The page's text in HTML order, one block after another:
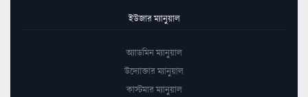
ইউজার ম্যানুয়াল
অ্যাডমিন ম্যানুয়াল
উদ্যোক্তার ম্যানুয়াল
কাস্টমার ম্যানুয়াল